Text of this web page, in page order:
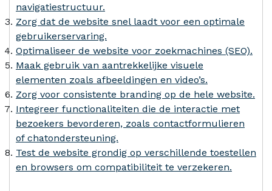
navigatiestructuur.
Zorg dat de website snel laadt voor een optimale
gebruikerservaring.
Optimaliseer de website voor zoekmachines (SEO).
Maak gebruik van aantrekkelijke visuele
elementen zoals afbeeldingen en video’s.
Zorg voor consistente branding op de hele website.
Integreer functionaliteiten die de interactie met
bezoekers bevorderen, zoals contactformulieren
of chatondersteuning.
Test de website grondig op verschillende toestellen
en browsers om compatibiliteit te verzekeren.